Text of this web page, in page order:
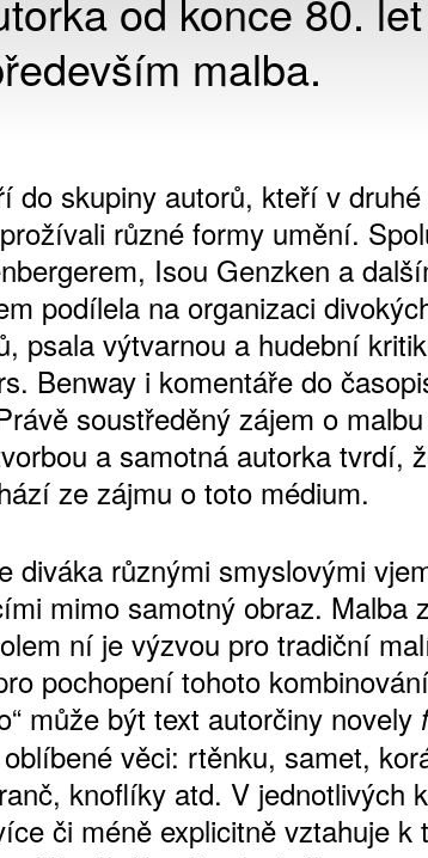
od konce 80. let
malba.
do skupiny autorů, kteří v
různé formy umění.
Isou Genzken a
podílela na organizaci
psala výtvarnou a hudební
Benway i komentáře do
soustředěný zájem o
a samotná autorka tvrdí,
ze zájmu o toto médium.
diváka různými smyslovými
mimo samotný obraz. Malba
ní je výzvou pro tradiční
pochopení tohoto kombinování
může být text autorčiny novely
věci: rtěnku, samet,
knoflíky atd. V jednotlivých
či méně explicitně vztahuje k